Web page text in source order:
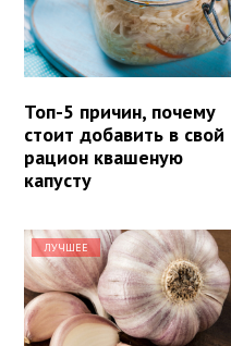
Топ-5 причин, почему
стоит добавить в свой
рацион квашеную
капусту
ЛУЧШЕЕ